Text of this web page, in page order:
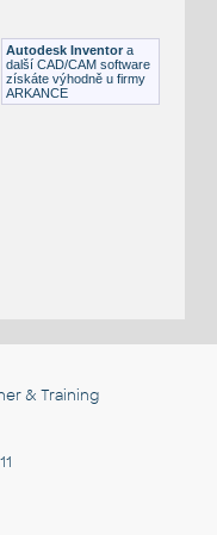
součásti
Autodesk Inventor a
další CAD/CAM software
získáte výhodně u firmy
ARKANCE
& Training